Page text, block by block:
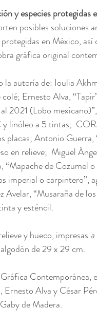
y especies protegidas
posibles soluciones
en México, así
gráfica original
la autoría de: Ioulia
Ernesto Alva,
2021 (Lobo
y linóleo a 5 tintas;
placas; Antonio Guerra,
en relieve;  Miguel
“Mapache de Cozumel
imperial o carpintero”,
“Musaraña de
y esténcil.
y hueco, impresas
de 29 x 29 cm.
Contemporánea,
Alva y César
de Madera.